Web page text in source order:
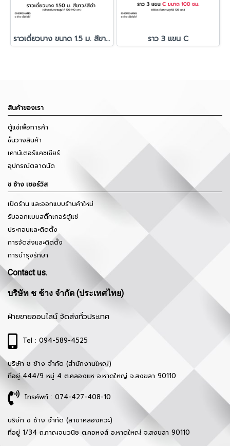
ราวเดี่ยวบาง ขนาด 1.5 ม. สีขาว/สีดำ ราว 3 แขน C
สินค้าของเรา
ตู้แช่เพื่อการค้า
ชั้นวางสินค้า
เคาน์เตอร์แคชเชียร์
อุปกรณ์ตลาดนัด
ช ช้าง เซอร์วิส
เปิดร้าน และออกแบบร้านค้าใหม่
รับออกแบบสติ๊กเกอร์ตู้แช่
ประกอบและติดตั้ง
การจัดส่งและติดตั้ง
การบำรุงรักษา
Contact us.
บริษัท ช ช้าง จำกัด (ประเทศไทย)
ฝ่ายขายออนไลน์ จัดส่งทั่วประเทศ
Tel : 094-589-4525
บริษัท ช ช้าง จำกัด (สำนักงานใหญ่)
ที่อยู่ 444/9 หมู่ 4 ต.คลองแห อ.หาดใหญ่ จ.สงขลา 90110
โทรศัพท์ : 074-427-408-10
บริษัท ช ช้าง จำกัด (สาขาคลองหวะ)
ที่อยู่ 1/34 ถ.กาญจนวนิช ต.คอหงส์ อ.หาดใหญ่ จ.สงขลา 90110